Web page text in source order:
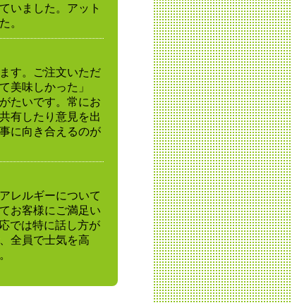
いました。アット
。
す。ご注文いただ
美味しかった」
たいです。常にお
有したり意見を出
に向き合えるのが
レルギーについて
お客様にご満足い
では特に話し方が
全員で士気を高